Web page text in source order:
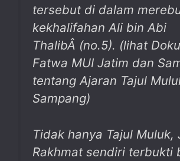
tersebut di dalam
kekhalifahan Ali bin Abi
ThalibÂ (no.5). (lihat
Fatwa MUI Jatim dan
tentang Ajaran Tajul
Sampang)
Tidak hanya Tajul Muluk,
Rakhmat sendiri terbukti